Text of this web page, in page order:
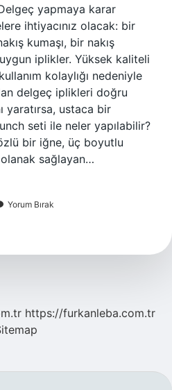
yapmaya karar
ihtiyacınız olacak: bir
kumaşı, bir nakış
iplikler. Yüksek kaliteli
kolaylığı nedeniyle
delgeç iplikleri doğru
yaratırsa, ustaca bir
seti ile neler yapılabilir?
bir iğne, üç boyutlu
olanak sağlayan…
Yorum Bırak
https://furkanleba.com.tr